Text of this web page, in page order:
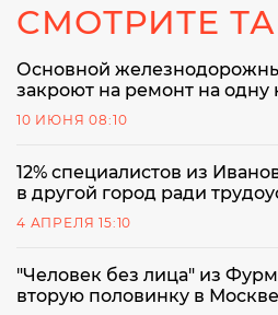
СМОТРИТЕ
Основной
закроют на ремонт на одну
10 ИЮНЯ 08:10
12% специалистов из
в другой город ради
4 АПРЕЛЯ 15:10
"Человек без лица" из
вторую половинку в Москве